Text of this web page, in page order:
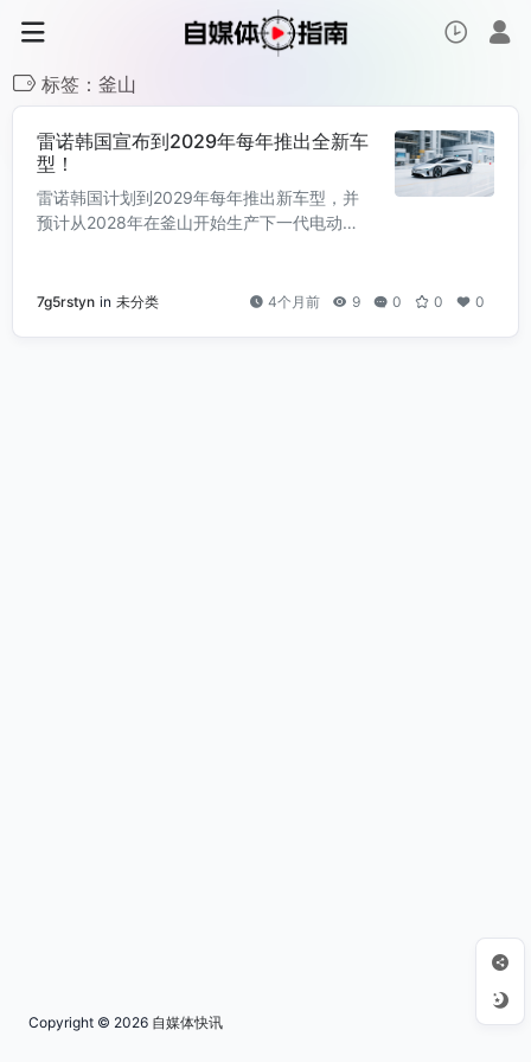
标签：釜山
雷诺韩国宣布到2029年每年推出全新车
型！
雷诺韩国计划到2029年每年推出新车型，并
预计从2028年在釜山开始生产下一代电动
7g5rstyn in 未分类 4个月前 9 0 0 0
Copyright © 2026 自媒体快讯